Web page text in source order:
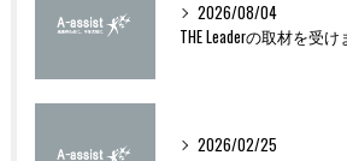
2026/08/04
THE Leaderの取材を受
2026/02/25